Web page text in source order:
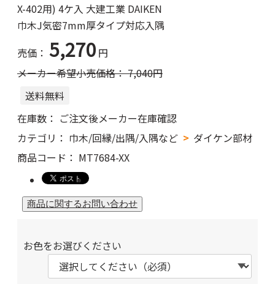
X-402用) 4ケ入 大建工業 DAIKEN
巾木J気密7mm厚タイプ対応入隅
売価： 5,270 円
メーカー希望小売価格：7,040円
送料無料
在庫数： ご注文後メーカー在庫確認
カテゴリ： 巾木/回縁/出隅/入隅など
ダイケン部材
商品コード： MT7684-XX
お色をお選びください